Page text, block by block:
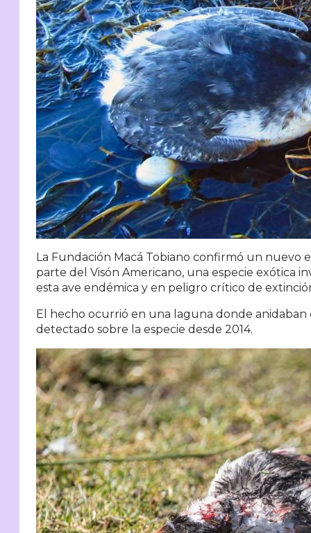
La Fundación Macá Tobiano confirmó un
parte del Visón Americano, una especie exótica
esta ave endémica y en peligro crítico de
El hecho ocurrió en una laguna donde
detectado sobre la especie desde 2014.